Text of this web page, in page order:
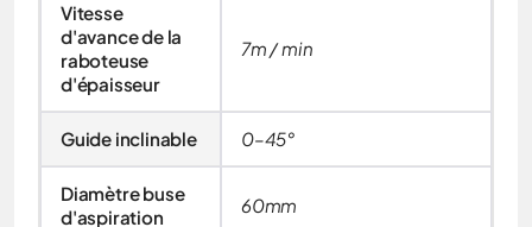
Vitesse
d'avance de la
raboteuse
d'épaisseur
7m / min
Guide inclinable 0–45°
Diamètre buse
d'aspiration
60mm